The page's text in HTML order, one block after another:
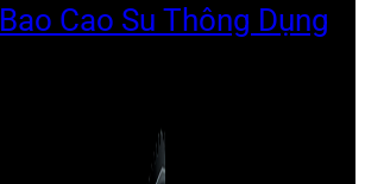
Bao Cao Su Thông Dụng